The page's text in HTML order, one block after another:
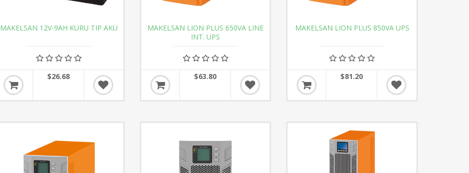
MAKELSAN 12V-9AH KURU TIP AKÜ
$26.68
MAKELSAN LION PLUS 650VA LINE
INT. UPS
$63.80
MAKELSAN LION PLUS 850VA UPS
$81.20